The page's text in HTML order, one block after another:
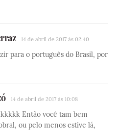
14 de abril de 2017 às 02:40
para o português do Brasil, por
14 de abril de 2017 às 10:08
Então você tam bem
ou pelo menos estive lá,